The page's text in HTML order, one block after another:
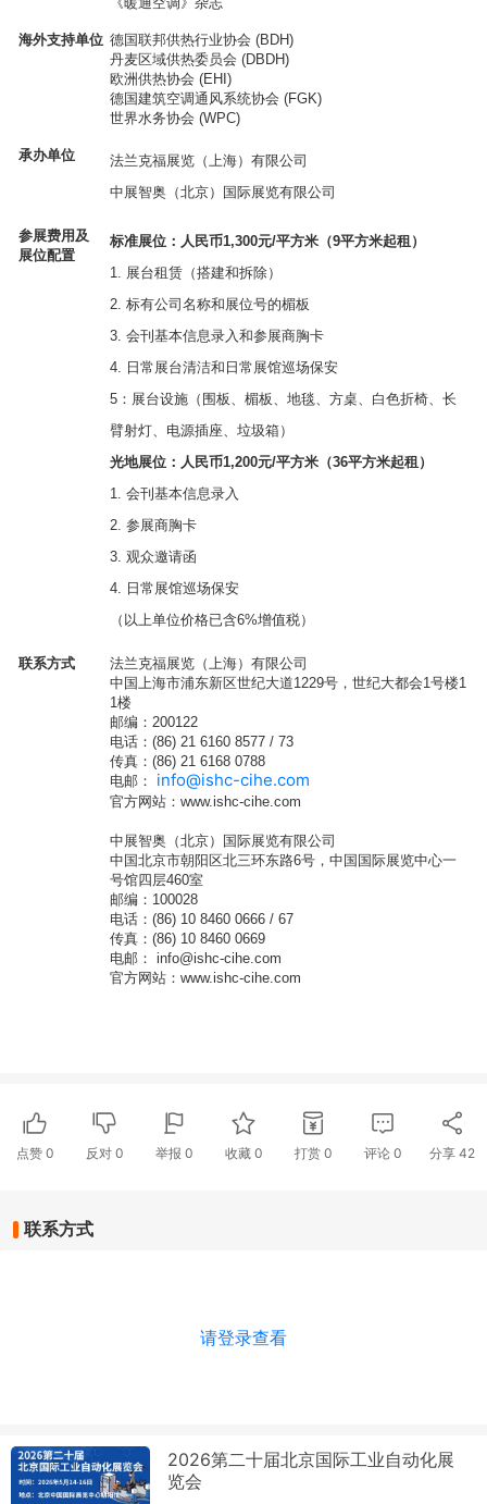
海外支持单位 德国联邦供热行业协会 (BDH)
丹麦区域供热委员会 (DBDH)
欧洲供热协会 (EHI)
德国建筑空调通风系统协会 (FGK)
世界水务协会 (WPC)
承办单位
法兰克福展览（上海）有限公司
中展智奥（北京）国际展览有限公司
参展费用及
展位配置
标准展位：人民币1,300元/平方米（9平方米起租）
1. 展台租赁（搭建和拆除）
2. 标有公司名称和展位号的楣板
3. 会刊基本信息录入和参展商胸卡
4. 日常展台清洁和日常展馆巡场保安
5 ：展台设施（围板、 楣板、 地毯、 方桌、 白色折椅、 长
臂射灯、 电源插座、 垃圾箱）
光地展位：人民币1,200元/平方米（36平方米起租）
1. 会刊基本信息录入
2. 参展商胸卡
3. 观众邀请函
4. 日常展馆巡场保安
（ 以上单位价格已含6%增值税）
联系方式
法兰克福展览（上海）有限公司
中国上海市浦东新区世纪大道1229号，世纪大都会1号楼1
1楼
邮编： 200122
电话： (86) 21 6160 8577 / 73
传真： (86) 21 6168 0788
电邮：
info@ishc-cihe.com
官方网站： www.ishc-cihe.com
中展智奥（北京）国际展览有限公司
中国北京市朝阳区北三环东路6号，中国国际展览中心一
号馆四层460室
邮编： 100028
电话： (86) 10 8460 0666 / 67
传真： (86) 10 8460 0669
电邮： info@ishc-cihe.com
官方网站： www.ishc-cihe.com
点赞 0 反对 0 举报 0 收藏 0 打赏 0 评论 0 分享 42
联系方式
请登录查看
2026第二十届北京国际工业自动化展
览会